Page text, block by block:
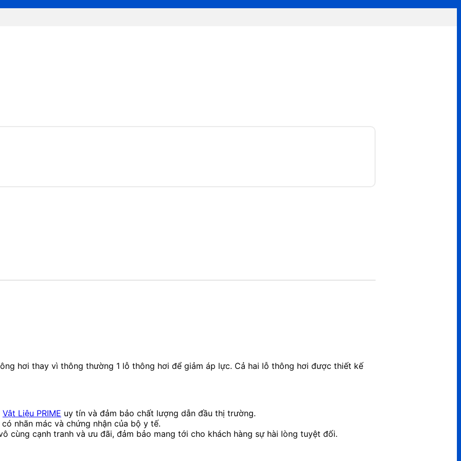
hơi thay vì thông thường 1 lỗ thông hơi để giảm áp lực. Cả hai lỗ thông hơi được thiết kế
Vật Liệu PRIME uy tín và đảm bảo chất lượng dẫn đầu thị trường.
nhãn mác và chứng nhận của bộ y tế.
cùng cạnh tranh và ưu đãi, đảm bảo mang tới cho khách hàng sự hài lòng tuyệt đối.